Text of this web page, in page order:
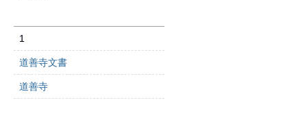
1
道善寺文書
道善寺